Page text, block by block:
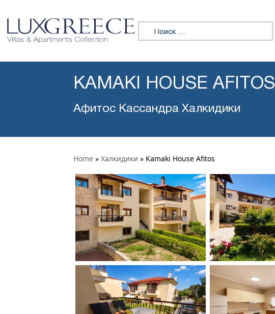
Искать:
KAMAKI HOUSE AFITOS
Афитос Кассандра Халкидики
Home » Халкидики » Kamaki House Afitos